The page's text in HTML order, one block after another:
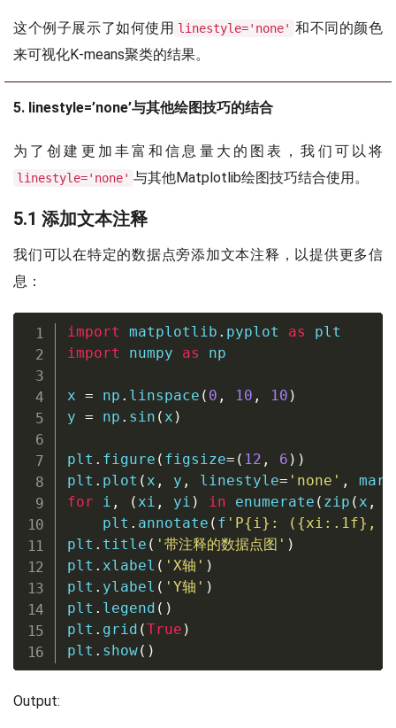
这个例子展示了如何使用 linestyle='none' 和不同的颜色
来可视化K-means聚类的结果。
5. linestyle=’none’与其他绘图技巧的结合
为了创建更加丰富和信息量大的图表，我们可以将
linestyle='none' 与其他Matplotlib绘图技巧结合使用。
5.1 添加文本注释
我们可以在特定的数据点旁添加文本注释，以提供更多信
息：
import matplotlib . pyplot as
import numpy as np
x = np . linspace ( 0 , 10 , 10 )
y = np . sin ( x )
plt . figure ( figsize= ( 12 , 6 ) )
plt . plot ( x , y , linestyle= 'none' ,
for i , ( xi , yi ) in enumerate ( zip ( x ,
    plt
. annotate ( f 'P{ i } : ( {xi : .1f} ,
plt . title ( '带注释的数据点图' )
plt . xlabel ( 'X轴' )
plt . ylabel ( 'Y轴' )
plt . legend ( )
plt . grid (True )
plt . show( )
Output: